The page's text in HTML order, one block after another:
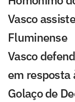
Vasco
Fluminense
Vasco
em resposta
Golaço de